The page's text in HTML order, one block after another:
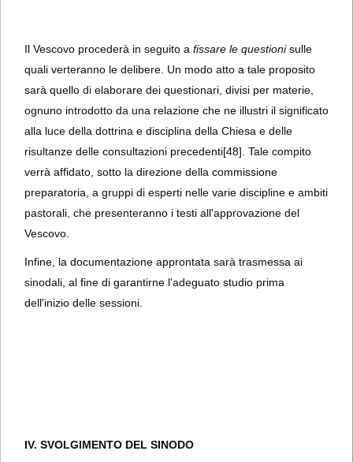
Il Vescovo procederà in seguito a fissare le questionisulle
quali verteranno le delibere. Un modo atto a tale proposito
sarà quello di elaborare dei questionari, divisi per materie,
ognuno introdotto da una relazione che ne illustri il significato
alla luce della dottrina e disciplina della Chiesa e delle
risultanze delle consultazioni precedenti[48]. Tale compito
verrà affidato, sotto la direzione della commissione
preparatoria, a gruppi di esperti nelle varie discipline e ambiti
pastorali, che presenteranno i testi all'approvazione del
Vescovo.
Infine, la documentazione approntata sarà trasmessa ai
sinodali, al fine di garantirne l'adeguato studio prima
dell'inizio delle sessioni.
IV. SVOLGIMENTO DEL SINODO